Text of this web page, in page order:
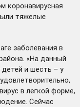
коронавирусная
тяжелые
заболевания в
«На данный
и шесть – у
в легкой форме,
Сейчас